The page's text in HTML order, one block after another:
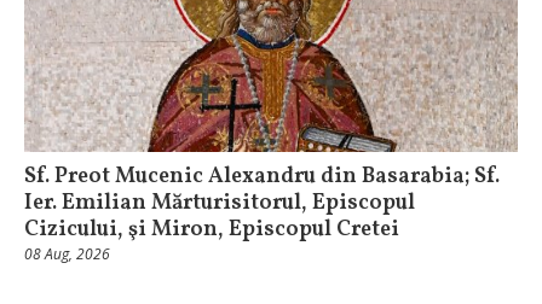
Sf. Preot Mucenic Alexandru din Basarabia; Sf.
Ier. Emilian Mărturisitorul, Episcopul
Cizicului, şi Miron, Episcopul Cretei
08 Aug, 2026